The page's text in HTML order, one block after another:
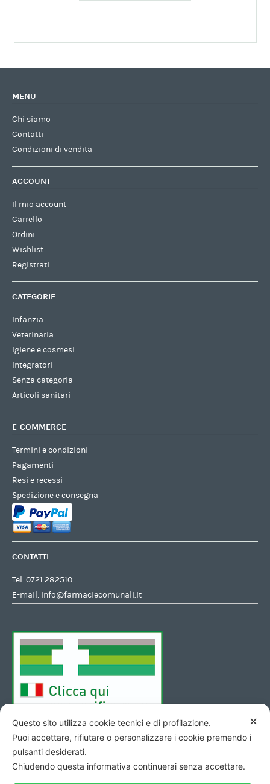
MENU
Chi siamo
Contatti
Condizioni di vendita
ACCOUNT
Il mio account
Carrello
Ordini
Wishlist
Registrati
CATEGORIE
Infanzia
Veterinaria
Igiene e cosmesi
Integratori
Senza categoria
Articoli sanitari
E-COMMERCE
Termini e condizioni
Pagamenti
Resi e recessi
Spedizione e consegna
CONTATTI
Tel:0721 282510
E-mail: info@farmaciecomunali.it
✕
Questo sito utilizza cookie tecnici e di profilazione.
Puoi accettare, rifiutare o personalizzare i cookie premendo i
pulsanti desiderati.
Chiudendo questa informativa continuerai senza accettare.